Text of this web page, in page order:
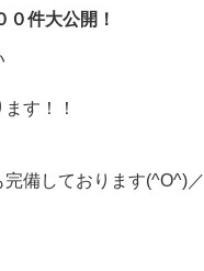
０件大公開！
す！！
備しております(^O^)／